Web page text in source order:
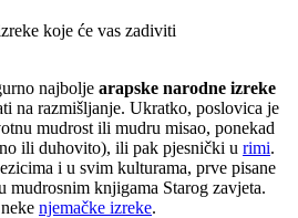
najbolje arapske narodne izreke
na razmišljanje. Ukratko, poslovica je
mudrost ili mudru misao, ponekad
ili duhovito), ili pak pjesnički u rimi.
i u svim kulturama, prve pisane
mudrosnim knjigama Starog zavjeta.
njemačke izreke.